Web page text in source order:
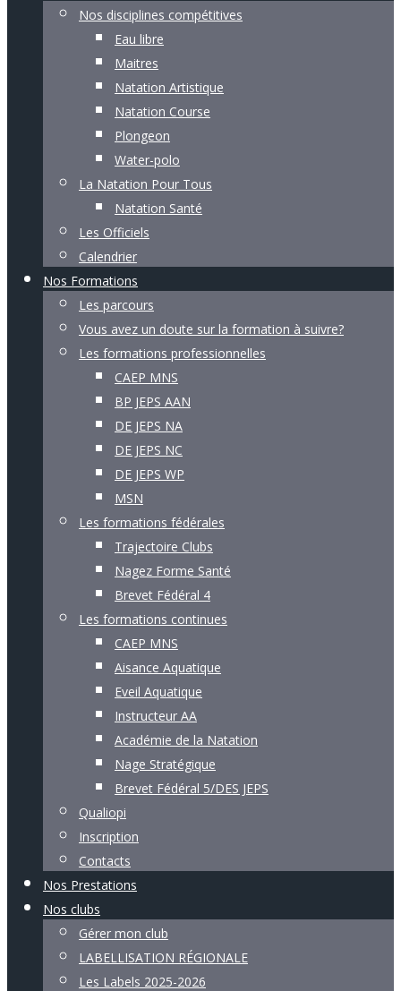
Nos disciplines compétitives
Eau libre
Maitres
Natation Artistique
Natation Course
Plongeon
Water-polo
La Natation Pour Tous
Natation Santé
Les Officiels
Calendrier
Nos Formations
Les parcours
Vous avez un doute sur la formation à suivre?
Les formations professionnelles
CAEP MNS
BP JEPS AAN
DE JEPS NA
DE JEPS NC
DE JEPS WP
MSN
Les formations fédérales
Trajectoire Clubs
Nagez Forme Santé
Brevet Fédéral 4
Les formations continues
CAEP MNS
Aisance Aquatique
Eveil Aquatique
Instructeur AA
Académie de la Natation
Nage Stratégique
Brevet Fédéral 5/DES JEPS
Qualiopi
Inscription
Contacts
Nos Prestations
Nos clubs
Gérer mon club
LABELLISATION RÉGIONALE
Les Labels 2025-2026